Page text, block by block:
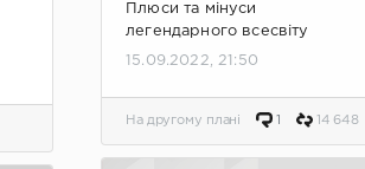
Плюси та мінуси
легендарного всесвіту
15.09.2022, 21:50
На другому плані 1 14 648